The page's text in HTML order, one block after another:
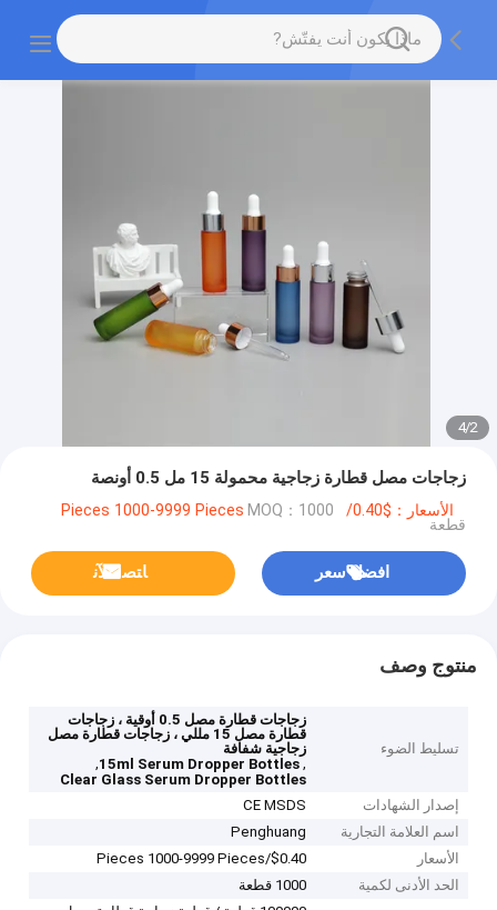
2
/
4
زجاجات مصل قطارة زجاجية محمولة 15 مل 0.5 أونصة
الأسعار：$0.40/Pieces 1000-9999 Pieces MOQ：1000
قطعة
افضل سعر ﺎﺘﺼﻟ ﺍﻶﻧ
منتوج وصف
تسليط الضوء
زجاجات قطارة مصل 0.5 أوقية ، زجاجات
قطارة مصل 15 مللي ، زجاجات قطارة مصل
زجاجية شفافة
,
15ml Serum Dropper Bottles
,
Clear Glass Serum Dropper Bottles
إصدار الشهادات
CE MSDS
اسم العلامة التجارية
Penghuang
الأسعار
$0.40/Pieces 1000-9999 Pieces
الحد الأدنى لكمية
1000 قطعة